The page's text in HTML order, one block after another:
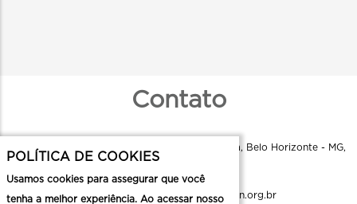
Contato
Instituto Odeon - R. Aquiles Lobo, 79 - Floresta, Belo Horizonte - MG,
30150-160
comunicacao.cmc@institutoodeon.org.br
POLÍTICA DE COOKIES
Usamos cookies para assegurar que você
tenha a melhor experiência. Ao acessar nosso